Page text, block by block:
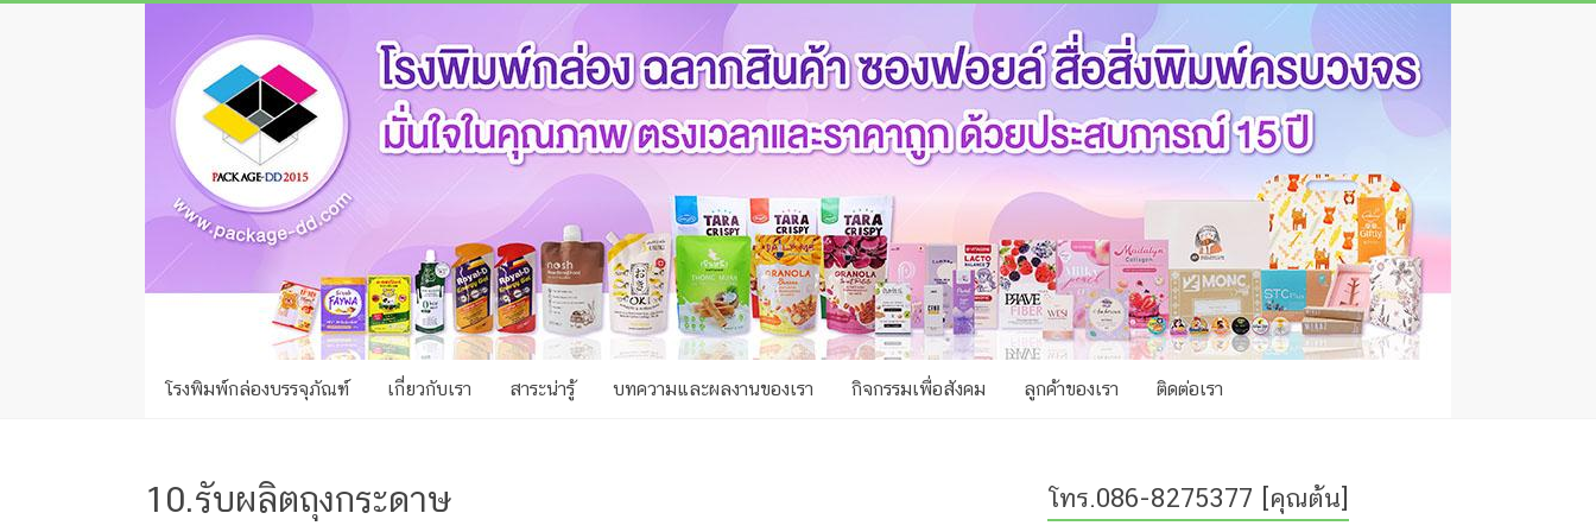
โรง
พิมพ์
กล่อง
ชลบุรี
โรงงาน
ผลิต
รับ
กล่อง
โรงพิมพ์กล่องบรรจุภัณฑ์ เกี่ยวกับเรา สาระน่ารู้ บทความและผลงานของเรา กิจกรรมเพื่อสังคม ลูกค้าของเรา ติดต่อเรา
10.รับผลิตถุงกระดาษ โทร.086-8275377 [คุณต้น]